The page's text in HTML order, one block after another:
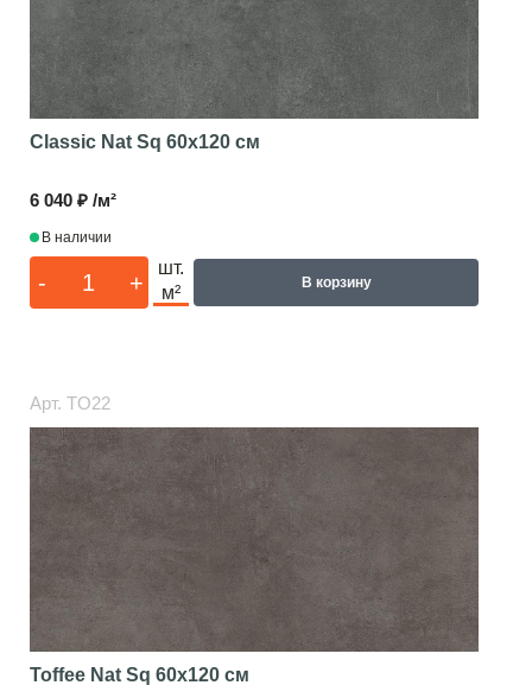
Classic Nat Sq 60x120 см
6 040 ₽ /м²
В наличии
- +
шт.
м²
В корзину
Арт. TO22
Toffee Nat Sq 60x120 см